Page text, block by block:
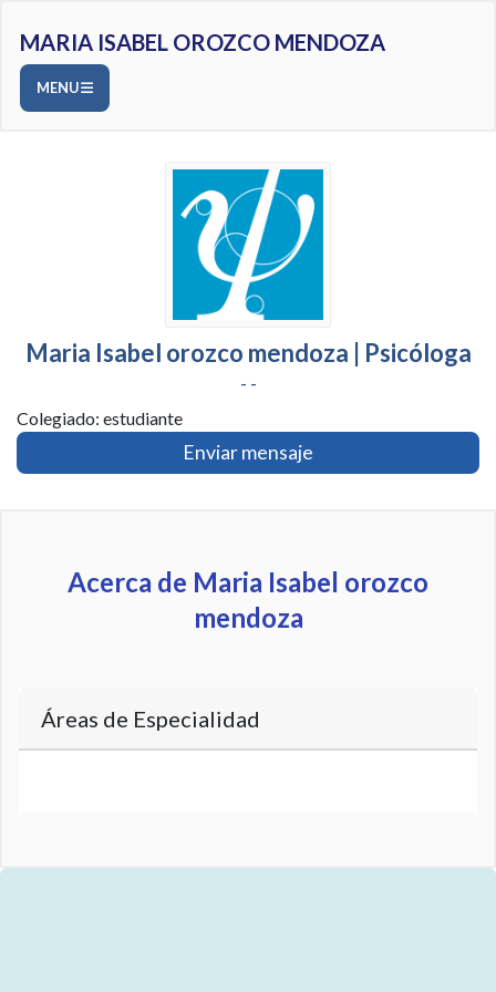
MARIA ISABEL OROZCO MENDOZA
MENU
Maria Isabel orozco mendoza | Psicóloga
- -
Colegiado: estudiante
Enviar mensaje
Acerca de Maria Isabel orozco
mendoza
Áreas de Especialidad